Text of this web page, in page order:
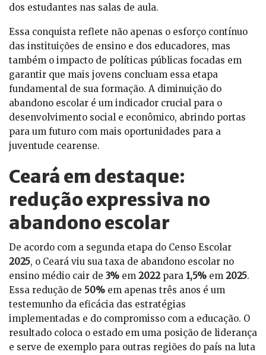
dos estudantes nas salas de aula.
Essa conquista reflete não apenas o esforço contínuo
das instituições de ensino e dos educadores, mas
também o impacto de políticas públicas focadas em
garantir que mais jovens concluam essa etapa
fundamental de sua formação. A diminuição do
abandono escolar é um indicador crucial para o
desenvolvimento social e econômico, abrindo portas
para um futuro com mais oportunidades para a
juventude cearense.
Ceará em destaque:
redução expressiva no
abandono escolar
De acordo com a segunda etapa do Censo Escolar
2025, o Ceará viu sua taxa de abandono escolar no
ensino médio cair de 3% em 2022 para 1,5% em 2025.
Essa redução de 50% em apenas três anos é um
testemunho da eficácia das estratégias
implementadas e do compromisso com a educação. O
resultado coloca o estado em uma posição de liderança
e serve de exemplo para outras regiões do país na luta